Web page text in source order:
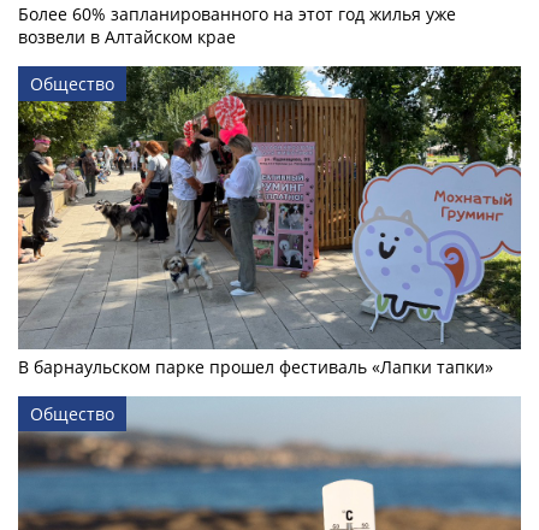
Более 60% запланированного на этот год жилья уже
возвели в Алтайском крае
Общество
В барнаульском парке прошел фестиваль «Лапки тапки»
Общество